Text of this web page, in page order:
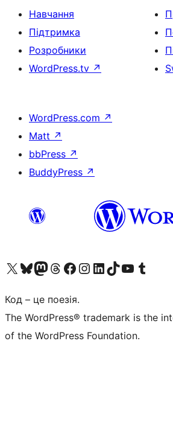
Навчання
Підтримка
Розробники
WordPress.tv ↗
WordPress.com ↗
Matt ↗
bbPress ↗
BuddyPress ↗
Visit our X (formerly Twitter) account
Visit our Bluesky account
Завітайте до нашої стрічки в Mastodon
Visit our Threads account
Завітайте на нашу сторінку в Facebook
Visit our Instagram account
Visit our LinkedIn account
Visit our TikTok account
Visit our YouTube channel
Visit our Tumblr
Код – це поезія.
The WordPress® trademark is the
of the WordPress Foundation.